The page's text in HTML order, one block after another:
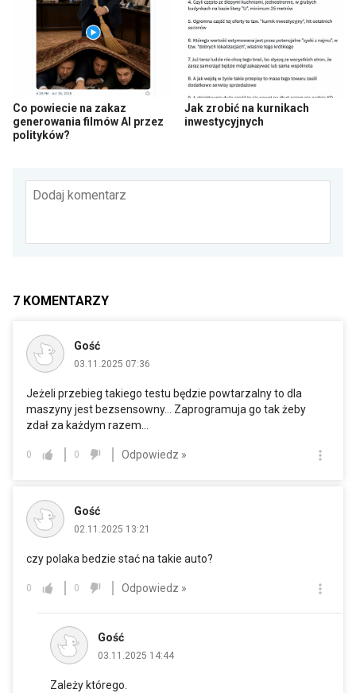
Co powiecie na zakaz
generowania filmów AI przez
polityków?
Jak zrobić na kurnikach
inwestycyjnych
Dodaj komentarz
7 KOMENTARZY
Gość
03.11.2025 07:36
Jeżeli przebieg takiego testu będzie powtarzalny to dla
maszyny jest bezsensowny... Zaprogramuja go tak żeby
zdał za każdym razem...
0 0 Odpowiedz »
Gość
02.11.2025 13:21
czy polaka bedzie stać na takie auto?
0 0 Odpowiedz »
Gość
03.11.2025 14:44
Zależy którego.